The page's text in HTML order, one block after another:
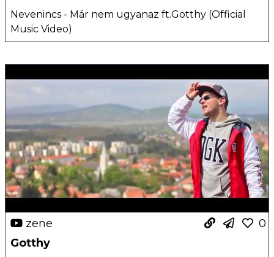
Nevenincs - Már nem ugyanaz ft.Gotthy (Official
Music Video)
zene
0
Gotthy